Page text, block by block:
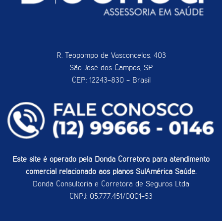
R. Teopompo de Vasconcelos, 403
São José dos Campos, SP
CEP: 12243-830 - Brasil
Este site é operado pela Donda Corretora para atendimento
comercial relacionado aos planos SulAmérica Saúde.
Donda Consultoria e Corretora de Seguros Ltda
CNPJ: 05.777.451/0001-53